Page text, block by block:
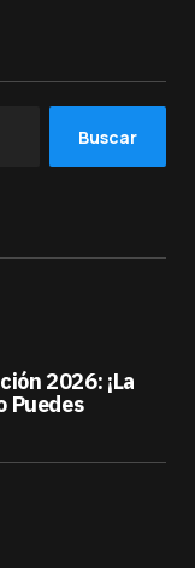
Buscar
2026: ¡La
Puedes